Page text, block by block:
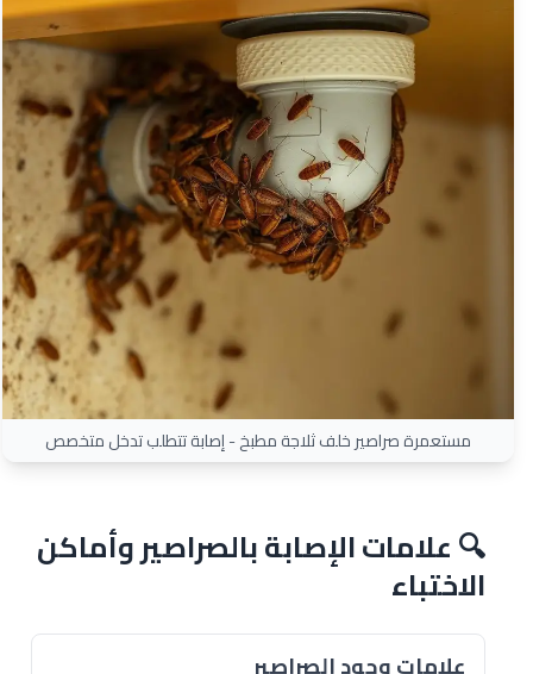
مستعمرة صراصير خلف ثلاجة مطبخ - إصابة تتطلب تدخل متخصص
🔍 علامات الإصابة بالصراصير وأماكن
الاختباء
علامات وجود الصراصير